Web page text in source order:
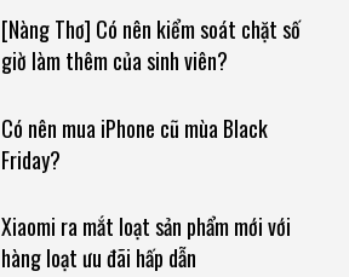
[Nàng Thơ] Có nên kiểm soát chặt số
giờ làm thêm của sinh viên?
Có nên mua iPhone cũ mùa Black
Friday?
Xiaomi ra mắt loạt sản phẩm mới với
hàng loạt ưu đãi hấp dẫn